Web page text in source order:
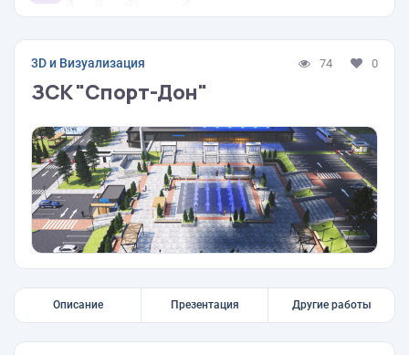
3D и Визуализация 74 0
ЗСК "Спорт-Дон"
Описание Презентация Другие работы